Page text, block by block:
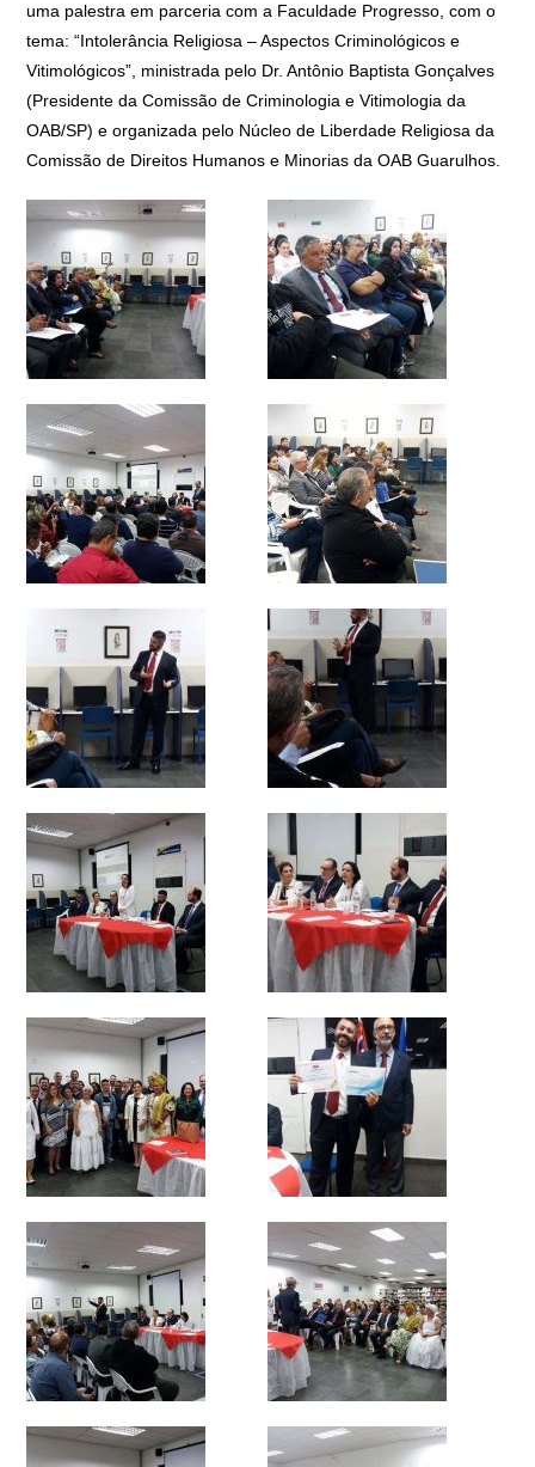
uma palestra em parceria com a Faculdade Progresso, com o
tema: “Intolerância Religiosa – Aspectos Criminológicos e
Vitimológicos”, ministrada pelo Dr. Antônio Baptista Gonçalves
(Presidente da Comissão de Criminologia e Vitimologia da
OAB/SP) e organizada pelo Núcleo de Liberdade Religiosa da
Comissão de Direitos Humanos e Minorias da OAB Guarulhos.